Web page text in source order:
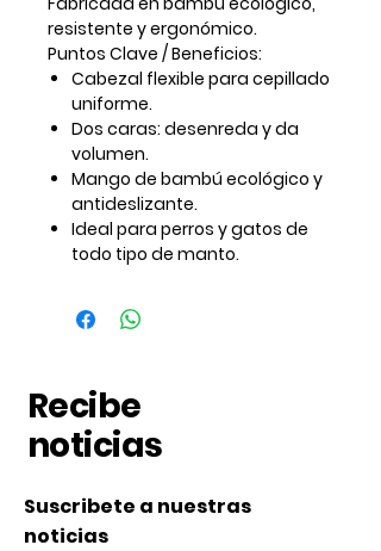
resistente y ergonómico.
Puntos Clave / Beneficios:
Cabezal flexible para cepillado
uniforme.
Dos caras: desenreda y da
volumen.
Mango de bambú ecológico y
antideslizante.
Ideal para perros y gatos de
todo tipo de manto.
Recibe
noticias
Suscribete a nuestras
noticias